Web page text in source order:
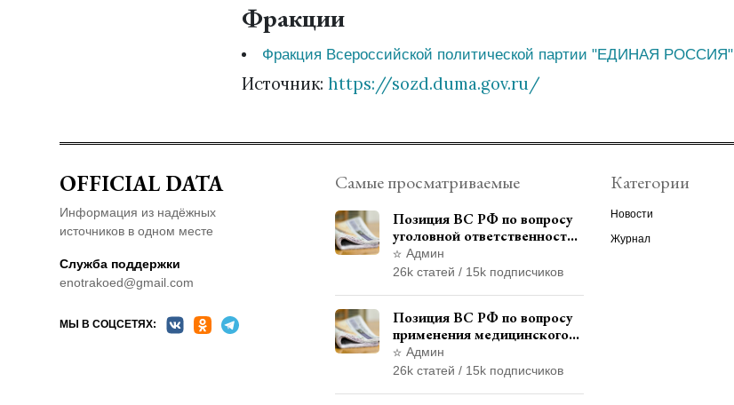
Фракции
Фракция Всероссийской политической партии "ЕДИНАЯ РОССИЯ"
Источник: https://sozd.duma.gov.ru/
OFFICIAL DATA
Информация из надёжных
источников в одном месте
Служба поддержки
enotrakoed@gmail.com
МЫ В СОЦСЕТЯХ:
Самые просматриваемые
Позиция ВС РФ по вопросу
уголовной ответственности
за участие в
террористической
Админ
26k статей / 15k подписчиков
Позиция ВС РФ по вопросу
применения медицинского
освидетельствования
военнослужащих при
Админ
26k статей / 15k подписчиков
Категории
Новости
Журнал